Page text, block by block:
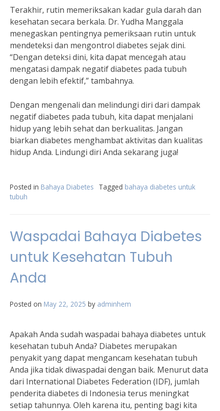
Terakhir, rutin memeriksakan kadar gula darah dan
kesehatan secara berkala. Dr. Yudha Manggala
menegaskan pentingnya pemeriksaan rutin untuk
mendeteksi dan mengontrol diabetes sejak dini.
“Dengan deteksi dini, kita dapat mencegah atau
mengatasi dampak negatif diabetes pada tubuh
dengan lebih efektif,” tambahnya.
Dengan mengenali dan melindungi diri dari dampak
negatif diabetes pada tubuh, kita dapat menjalani
hidup yang lebih sehat dan berkualitas. Jangan
biarkan diabetes menghambat aktivitas dan kualitas
hidup Anda. Lindungi diri Anda sekarang juga!
Posted in Bahaya Diabetes Tagged bahaya diabetes untuk
tubuh
Waspadai Bahaya Diabetes
untuk Kesehatan Tubuh
Anda
Posted on May 22, 2025 by adminhem
Apakah Anda sudah waspadai bahaya diabetes untuk
kesehatan tubuh Anda? Diabetes merupakan
penyakit yang dapat mengancam kesehatan tubuh
Anda jika tidak diwaspadai dengan baik. Menurut data
dari International Diabetes Federation (IDF), jumlah
penderita diabetes di Indonesia terus meningkat
setiap tahunnya. Oleh karena itu, penting bagi kita